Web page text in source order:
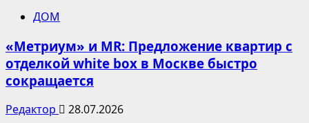
ДОМ
«Метриум» и MR: Предложение квартир с
отделкой white box в Москве быстро
сокращается
Редактор
28.07.2026